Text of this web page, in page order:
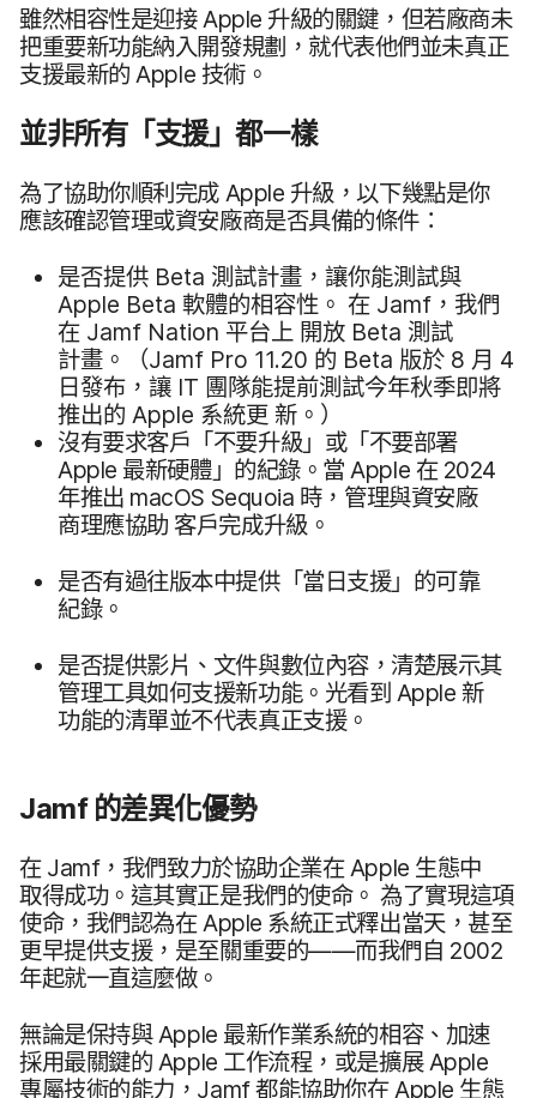
雖然​相容性​是​迎接Apple 升級​的​關鍵，​但​若​廠​商​未​
把​重要​新功​能​納入​開發​規劃，​就​代表​他們​並​未​真正​
支援​最​新​的 Apple 技術。
並​非​所有​「支援」​都​一樣
為了​協助​你​順利​完成Apple 升級，​以下​幾點​是​你​
應該​確認​管理​或​資安​廠商​是否​具備​的​條件：
是否​提供 Beta 測試​計畫，​讓​你​能​測試​與
Apple Beta 軟體​的​相容性。 在 Jamf ，​我們​
在 Jamf Nation 平台上 開放 Beta 測試​
計畫。​（Jamf Pro 11.20 的 Beta 版​於 8 月 4
日​發布，​讓 IT 團隊​能​提前​測試​今年​秋季​即將​
推出​的 Apple 系統​更 新。​）
沒有​要求​客戶​「不要​升級」​或​「不要​部署
Apple 最​新​硬體」​的​紀錄。​當 Apple 在2024
年​推出 macOS Sequoia 時，​管理​與​資安​廠​
商理​應​協助 客戶​完成​升級。
是否​有​過往版本​中​提供​「當日​支援」​的​可​靠​
紀錄。
是否​提供​影片、​文件​與​數位​內容，​清楚​展示​其​
管理​工具​如何​支援​新功能。​光​看​到 Apple新​
功能​的​清單​並​不​代表​真正​支援。
Jamf 的​差異化​優勢
在Jamf，​我們​致力於​協助​企業​在Apple 生態​中​
取得​成功。​這​其​實正​是​我們​的​使命。 為了​實現​這​項​
使命，​我們​認為​在Apple 系統​正式​釋出​當天，​甚至​
更​早​提供​支援，​是​至​關​重要​的​——​而​我們​自 2002
年​起​就​一直​這​麼​做。
無論​是​保持​與Apple 最​新​作業​系統​的​相容、​加速​
採用​最​關鍵​的 Apple 工作​流程，​或​是​擴展Apple
專屬​技術​的​能力， Jamf都​能​協助​你​在Apple 生態​